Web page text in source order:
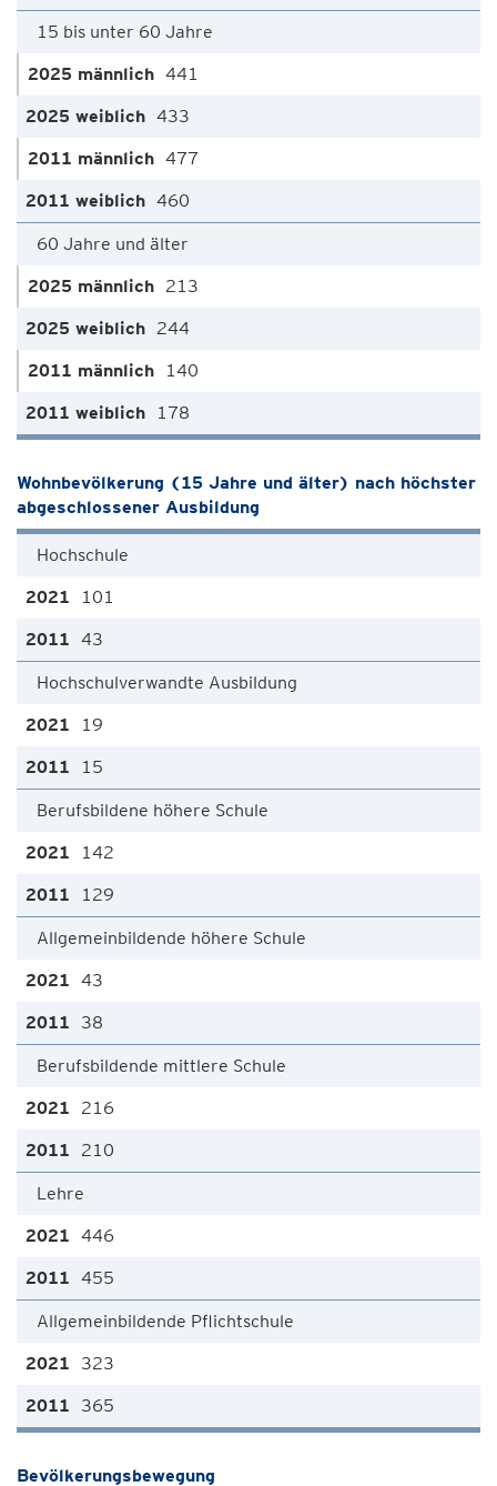
15 bis unter 60 Jahre
441
433
477
460
60 Jahre und älter
213
244
140
178
Wohnbevölkerung (15 Jahre und älter) nach höchster
abgeschlossener Ausbildung
Hochschule
101
43
Hochschulverwandte Ausbildung
19
15
Berufsbildene höhere Schule
142
129
Allgemeinbildende höhere Schule
43
38
Berufsbildende mittlere Schule
216
210
Lehre
446
455
Allgemeinbildende Pflichtschule
323
365
Bevölkerungsbewegung